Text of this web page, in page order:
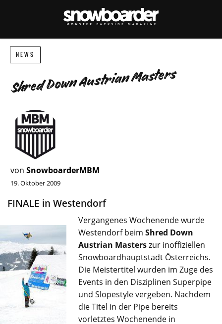
NEWS
Shred Down Austrian Masters
von SnowboarderMBM
19. Oktober 2009
FINALE in Westendorf
Vergangenes Wochenende wurde
Westendorf beimShred Down
Austrian Masterszur inoffiziellen
Snowboardhauptstadt Österreichs.
Die Meistertitel wurden im Zuge des
Events in den Disziplinen Superpipe
und Slopestyle vergeben. Nachdem
die Titel in der Pipe bereits
vorletztes Wochenende in